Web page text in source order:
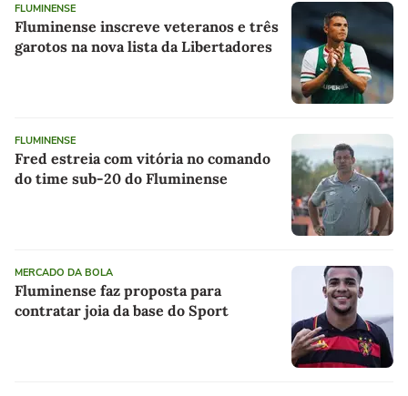
FLUMINENSE
Fluminense inscreve veteranos e três
garotos na nova lista da Libertadores
FLUMINENSE
Fred estreia com vitória no comando
do time sub-20 do Fluminense
MERCADO DA BOLA
Fluminense faz proposta para
contratar joia da base do Sport